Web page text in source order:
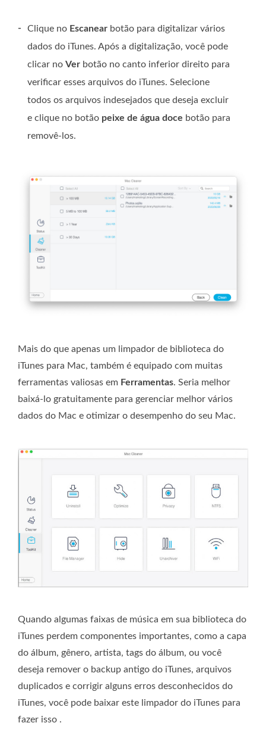
- Clique no Escanear botão para digitalizar vários
dados do iTunes. Após a digitalização, você pode
clicar no Ver botão no canto inferior direito para
verificar esses arquivos do iTunes. Selecione
todos os arquivos indesejados que deseja excluir
e clique no botão peixe de água doce botão para
removê-los.
Mais do que apenas um limpador de biblioteca do
iTunes para Mac, também é equipado com muitas
ferramentas valiosas em Ferramentas. Seria melhor
baixá-lo gratuitamente para gerenciar melhor vários
dados do Mac e otimizar o desempenho do seu Mac.
Quando algumas faixas de música em sua biblioteca do
iTunes perdem componentes importantes, como a capa
do álbum, gênero, artista, tags do álbum, ou você
deseja remover o backup antigo do iTunes, arquivos
duplicados e corrigir alguns erros desconhecidos do
iTunes, você pode baixar este limpador do iTunes para
fazer isso .